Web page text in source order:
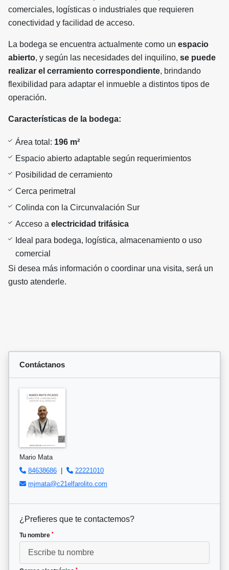
comerciales, logísticas o industriales que requieren
conectividad y facilidad de acceso.
La bodega se encuentra actualmente como un espacio
abierto, y según las necesidades del inquilino, se puede
realizar el cerramiento correspondiente, brindando
flexibilidad para adaptar el inmueble a distintos tipos de
operación.
Características de la bodega:
Área total: 196 m²
Espacio abierto adaptable según requerimientos
Posibilidad de cerramiento
Cerca perimetral
Colinda con la Circunvalación Sur
Acceso a electricidad trifásica
Ideal para bodega, logística, almacenamiento o uso
comercial
Si desea más información o coordinar una visita, será un
gusto atenderle.
Contáctanos
Mario Mata
84638686
22221010
mjmata@c21elfarolito.com
¿Prefieres que te contactemos?
Tu nombre *